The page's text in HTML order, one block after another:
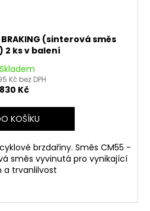
(sinterová směs
2 ks v balení
Skladem
Kč bez DPH
830 Kč
KOŠÍKU
brzdařiny. Směs CM55 -
směs vyvinutá pro vynikající
a trvanlilvost